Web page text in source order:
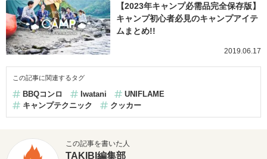
【2023年キャンプ必需品完全保存版】
キャンプ初心者必見のキャンプアイテ
ムまとめ!!
2019.06.17
この記事に関連するタグ
BBQコンロ Iwatani
UNIFLAME
キャンプテクニック
クッカー
この記事を書いた人
TAKIBI編集部